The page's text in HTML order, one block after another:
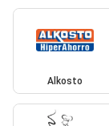
Alkosto